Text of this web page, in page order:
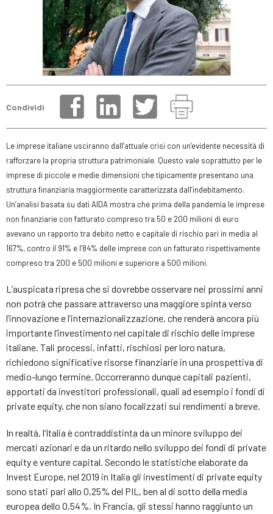
Condividi
Le imprese italiane usciranno dall’attuale crisi con un’evidente necessità di
rafforzare la propria struttura patrimoniale. Questo vale soprattutto per le
imprese di piccole e medie dimensioni che tipicamente presentano una
struttura finanziaria maggiormente caratterizzata dall’indebitamento.
Un’analisi basata su dati AIDA mostra che prima della pandemia le imprese
non finanziarie con fatturato compreso tra 50 e 200 milioni di euro
avevano un rapporto tra debito netto e capitale di rischio pari in media al
167%, contro il 91% e l’84% delle imprese con un fatturato rispettivamente
compreso tra 200 e 500 milioni e superiore a 500 milioni.
L’auspicata ripresa che si dovrebbe osservare nei prossimi anni
non potrà che passare attraverso una maggiore spinta verso
l’innovazione e l’internazionalizzazione, che renderà ancora più
importante l’investimento nel capitale di rischio delle imprese
italiane. Tali processi, infatti, rischiosi per loro natura,
richiedono significative risorse finanziarie in una prospettiva di
medio-lungo termine. Occorreranno dunque capitali pazienti,
apportati da investitori professionali, quali ad esempio i fondi di
private equity, che non siano focalizzati sui rendimenti a breve.
In realtà, l’Italia è contraddistinta da un minore sviluppo dei
mercati azionari e da un ritardo nello sviluppo dei fondi di private
equity e venture capital. Secondo le statistiche elaborate da
Invest Europe, nel 2019 in Italia gli investimenti di private equity
sono stati pari allo 0,25% del PIL, ben al di sotto della media
europea dello 0,54%. In Francia, gli stessi hanno raggiunto un